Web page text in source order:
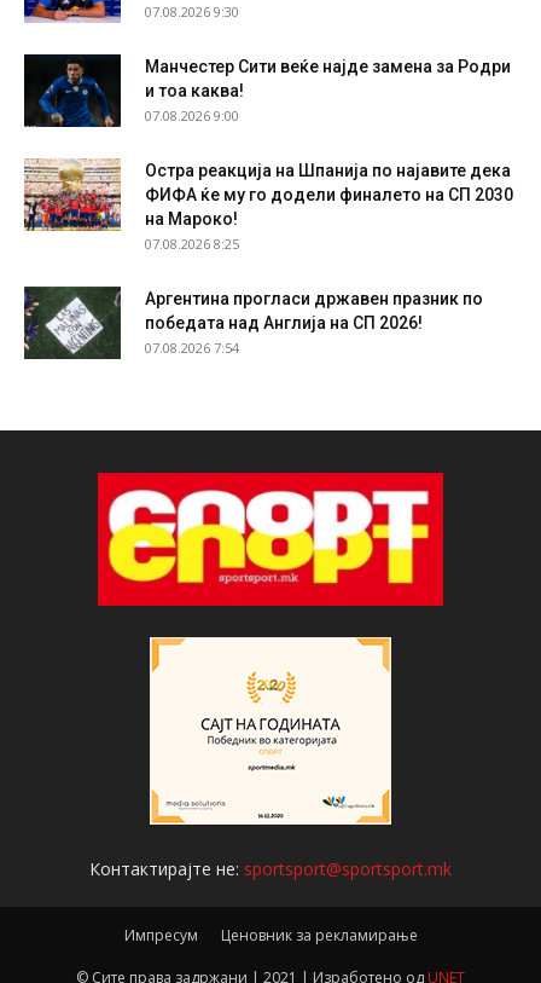
07.08.2026 9:30
Манчестер Сити веќе најде замена за Родри
и тоа каква!
07.08.2026 9:00
Остра реакција на Шпанија по најавите дека
ФИФА ќе му го додели финалето на СП 2030
на Мароко!
07.08.2026 8:25
Аргентина прогласи државен празник по
победата над Англија на СП 2026!
07.08.2026 7:54
Контактирајте не: sportsport@sportsport.mk
Импресум Ценовник за рекламирање
© Сите права задржани | 2021 | Изработено од UNET